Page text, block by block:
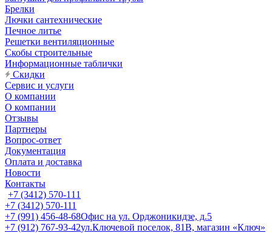
Брелки
Лючки сантехнические
Печное литье
Решетки вентиляционные
Скобы строительные
Информационные таблички
Скидки
Сервис и услуги
О компании
О компании
Отзывы
Партнеры
Вопрос-ответ
Документация
Оплата и доставка
Новости
Контакты
+7 (3412) 570-111
+7 (3412) 570-111
+7 (991) 456-48-68Офис на ул. Орджоникидзе, д.5
+7 (912) 767-93-42ул.Ключевой поселок, 81В, магазин «Ключ»